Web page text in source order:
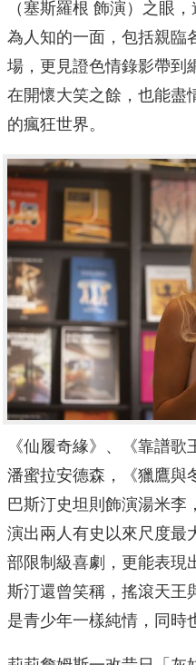
（塞斯羅根 飾演）之眼
為人知的一面， 包括親臨
場， 更見證色情錄影帶到
在開懷大笑之餘， 也能盡
的瘋狂世界。
《仙履奇緣》、《靠譜歌
潘蜜拉安德森，《獵鷹與
巴斯汀史坦則飾演湯米李
演出兩人有史以來尺度最
部限制級喜劇，更能表現
斯汀還曾笑稱，搖滾天王
是青少年一樣純情，同時